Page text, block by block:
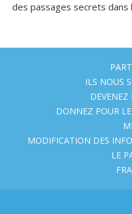
des passages secrets dans
ILS NOUS
DEVENEZ
DONNEZ POUR
MODIFICATION DES
LE